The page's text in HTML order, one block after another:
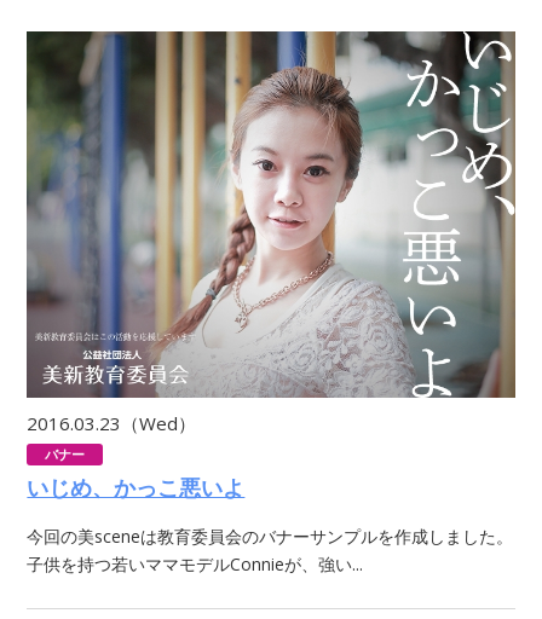
2016.03.23（Wed）
バナー
いじめ、かっこ悪いよ
今回の美sceneは教育委員会のバナーサンプルを作成しました。
子供を持つ若いママモデルConnieが、強い...